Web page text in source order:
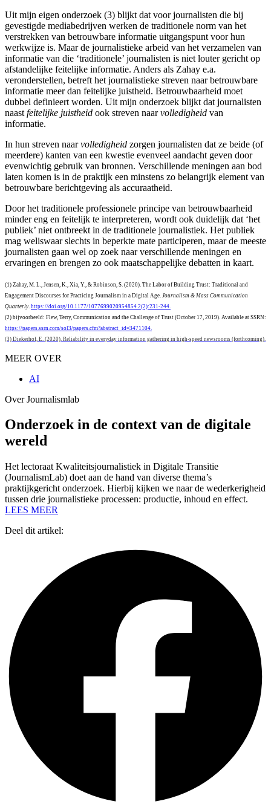
Uit mijn eigen onderzoek (3) blijkt dat voor journalisten die bij
gevestigde mediabedrijven werken de traditionele norm van het
verstrekken van betrouwbare informatie uitgangspunt voor hun
werkwijze is. Maar de journalistieke arbeid van het verzamelen van
informatie van die ‘traditionele’ journalisten is niet louter gericht op
afstandelijke feitelijke informatie. Anders als Zahay e.a.
veronderstellen, betreft het journalistieke streven naar betrouwbare
informatie meer dan feitelijke juistheid. Betrouwbaarheid moet
dubbel definieert worden. Uit mijn onderzoek blijkt dat journalisten
naast feitelijke juistheid ook streven naarvolledigheid van
informatie.
In hun streven naarvolledigheid zorgen journalisten dat ze beide (of
meerdere) kanten van een kwestie evenveel aandacht geven door
evenwichtig gebruik van bronnen. Verschillende meningen aan bod
laten komen is in de praktijk een minstens zo belangrijk element van
betrouwbare berichtgeving als accuraatheid.
Door het traditionele professionele principe van betrouwbaarheid
minder eng en feitelijk te interpreteren, wordt ook duidelijk dat ‘het
publiek’ niet ontbreekt in de traditionele journalistiek. Het publiek
mag weliswaar slechts in beperkte mate participeren, maar de meeste
journalisten gaan wel op zoek naar verschillende meningen en
ervaringen en brengen zo ook maatschappelijke debatten in kaart.
(1) Zahay, M. L., Jensen, K., Xia, Y., & Robinson, S. (2020). The Labor of Building Trust: Traditional and
Engagement Discourses for Practicing Journalism in a Digital Age. Journalism & Mass Communication
Quarterly https://doi.org/10.1177/1077699020954854 2(2):231-244.
(2) bijvoorbeeld: Flew, Terry, Communication and the Challenge of Trust (October 17, 2019). Available at SSRN:
https://papers.ssrn.com/sol3/papers.cfm?abstract_id=3471104.
(3) Diekerhof, E. (2020). Reliability in everyday information gathering in high-speed newsrooms (forthcoming).
MEER OVER
AI
Over Journalismlab
Onderzoek in de context van de digitale
wereld
Het lectoraat Kwaliteitsjournalistiek in Digitale Transitie
(JournalismLab) doet aan de hand van diverse thema’s
praktijkgericht onderzoek. Hierbij kijken we naar de wederkerigheid
tussen drie journalistieke processen: productie, inhoud en effect.
LEES MEER
Deel dit artikel: